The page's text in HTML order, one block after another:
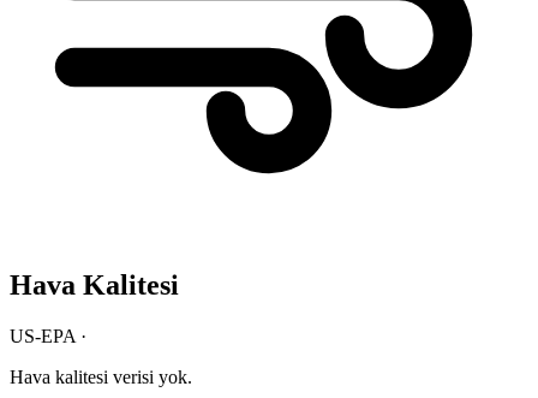
Hava Kalitesi
US-EPA ·
Hava kalitesi verisi yok.